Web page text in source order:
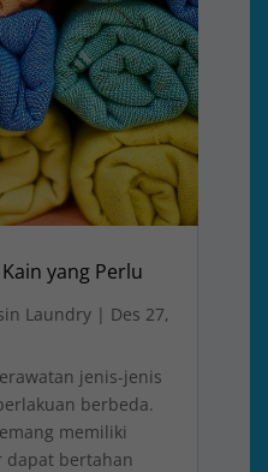
yang Perlu
Laundry | Des 27,
jenis-jenis
berbeda.
memiliki
dapat bertahan